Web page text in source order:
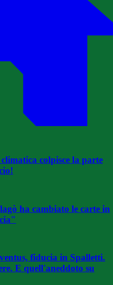
colpisce la parte
ha cambiato le carte in
fiducia in Spalletti.
E quell'aneddoto su